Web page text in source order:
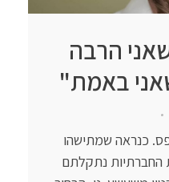
הרבה
באמת"
כנראה שמתישהו
החברתיות נתקלתם